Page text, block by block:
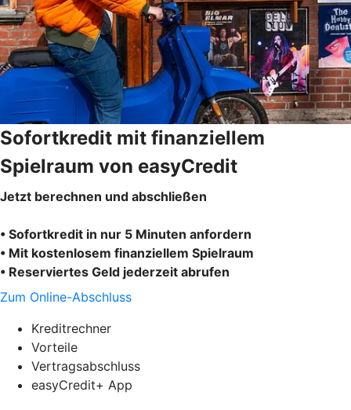
Sofortkredit mit finanziellem
Spielraum von easyCredit
Jetzt berechnen und abschließen
• Sofortkredit in nur 5 Minuten anfordern
• Mit kostenlosem finanziellem Spielraum
• Reserviertes Geld jederzeit abrufen
Zum Online-Abschluss
Kreditrechner
Vorteile
Vertragsabschluss
easyCredit+ App